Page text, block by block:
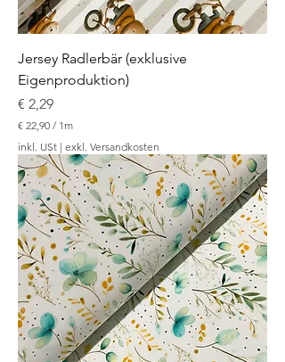
Jersey Radlerbär (exklusive
Eigenproduktion)
Preis
€ 2,29
€ 22,90 / 1m
€
2
2
9
0
p
r
o
1
M
e
t
e
r
inkl. USt | exkl. Versandkosten